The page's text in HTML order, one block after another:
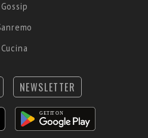
Gossip
Cucina
NEWSLETTER